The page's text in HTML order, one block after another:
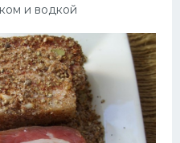
и водкой